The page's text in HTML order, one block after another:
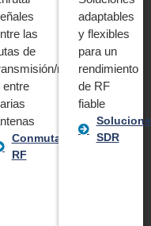
las
de
recepción
entre
Conmutadores
RF
adaptables
y flexibles
para un
rendimiento
de RF
fiable
SDR